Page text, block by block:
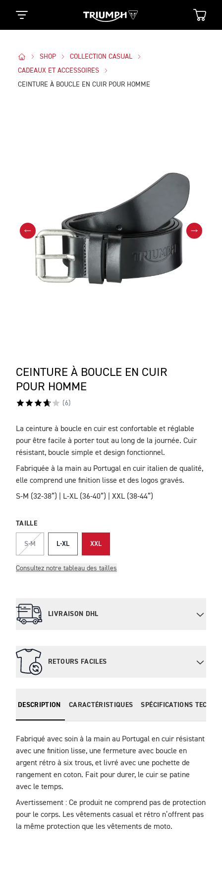
SHOP
COLLECTION CASUAL
CADEAUX ET ACCESSOIRES
CEINTURE À BOUCLE EN CUIR POUR HOMME
CEINTURE À BOUCLE EN CUIR
POUR HOMME
(6)
DESCRIPTION
La ceinture à boucle en cuir est confortable et réglable
pour être facile à porter tout au long de la journée. Cuir
résistant, boucle simple et design fonctionnel.
Fabriquée à la main au Portugal en cuir italien de qualité,
elle comprend une finition lisse et des logos gravés.
S-M (32-38”) | L-XL (36-40”) | XXL (38-44”)
TAILLE
S-M L-XL XXL
Consultez notre tableau des tailles
LIVRAISON DHL
RETOURS FACILES
DESCRIPTION CARACTÉRISTIQUES SPÉCIFICATIONS
Fabriqué avec soin à la main au Portugal en cuir résistant
avec une finition lisse, une fermeture avec boucle en
argent rétro à six trous, et livré avec une pochette de
rangement en coton. Fait pour durer, le cuir se patine
avec le temps.
Avertissement : Ce produit ne comprend pas de protection
pour le corps. Les vêtements casual et rétro n’offrent pas
la même protection que les vêtements de moto.